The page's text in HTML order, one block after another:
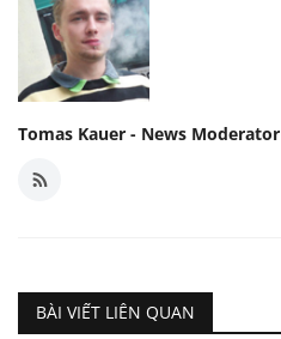
Tomas Kauer - News Moderator
BÀI VIẾT LIÊN QUAN